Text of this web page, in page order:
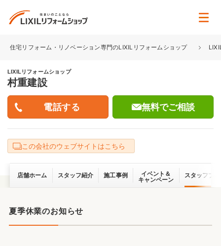
住宅リフォーム・リノベーション専門のLIXILリフォームショップ
LIXILリフォームショップ
村重建設
無料でご相談
この会社のウェブサイトはこちら
店舗ホーム スタッフ紹介 施工事例
イベント＆
キャンペーン
スタッフブ
夏季休業のお知らせ